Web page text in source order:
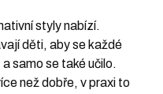
styly nabízí.
děti, aby se každé
samo se také učilo.
než dobře, v praxi to